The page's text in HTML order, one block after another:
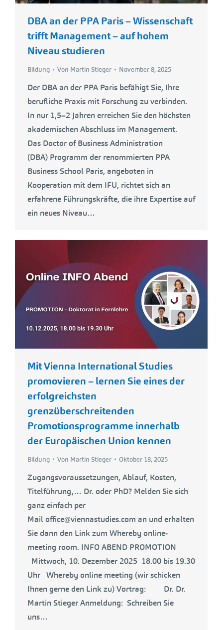
DBA an der PPA Paris – Wissenschaft
trifft Management – auf hohem
Niveau studieren
Bildung Von Martin Stieger November 8, 2025
Der DBA an der PPA Paris befähigt Sie, Ihre
berufliche Praxis mit Forschung zu verbinden.
In nur 1,5–2 Jahren erreichen Sie den höchsten
akademischen Abschluss im Management.
Das Doctor of Business Administration
(DBA) Programm der renommierten PPA
Business School Paris, angeboten in
Kooperation mit dem IFU, richtet sich an
erfahrene Führungskräfte, die ihre Expertise auf
ein neues Niveau…
Mit Vienna International Studies
promovieren – lernen Sie eines der
erfolgreichsten
grenzüberschreitenden
Promotionsprogramme innerhalb
der Europäischen Union kennen
Bildung Von Martin Stieger Oktober 18, 2025
Zugangsvoraussetzungen, Ablauf, Kosten,
Titelführung,… Dr. oder PhD? Melden Sie sich
ganz einfach per
Mail office@viennastudies.com an und erhalten
Sie dann den Link zum Whereby online-
meeting room. INFO ABEND PROMOTION
Mittwoch, 10. Dezember 2025 18.00 bis 19.30
Uhr Whereby online meeting (wir schicken
Ihnen gerne den Link zu) Vortrag: Dr. Dr.
Martin Stieger Anmeldung: Schreiben Sie
uns…